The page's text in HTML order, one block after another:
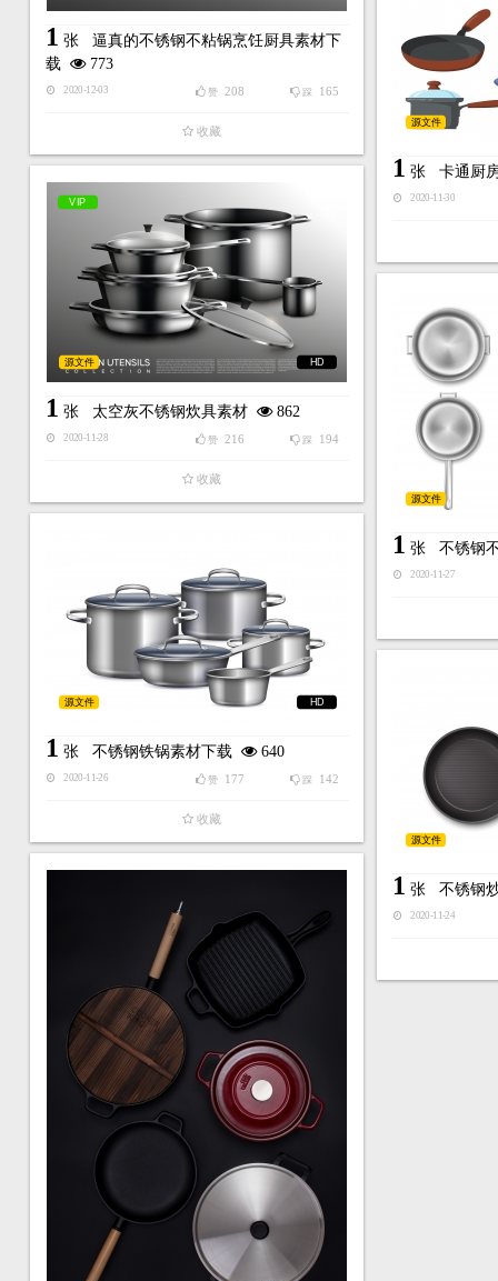
1 张 逼真的不锈钢不粘锅烹饪厨具素材下
载
773
2020-12-03 踩 165
赞 208
收藏
源文件
1 张 卡通厨
2020-11-30
VIP
HD
源文件
1 张 太空灰不锈钢炊具素材 862
2020-11-28 踩 194
赞 216
收藏
源文件
1 张 不锈钢
2020-11-27
HD
源文件
1 张 不锈钢铁锅素材下载 640
2020-11-26 踩 142
赞 177
收藏
源文件
1 张 不锈钢
2020-11-24